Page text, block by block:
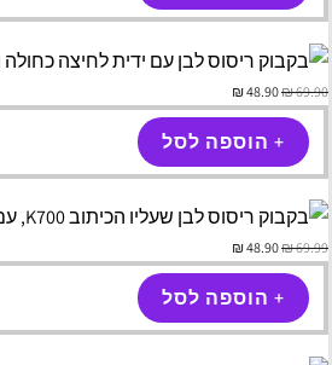
69.90
₪
48.90
₪
+ הוספה לסל
69.99
₪
48.90
₪
+ הוספה לסל